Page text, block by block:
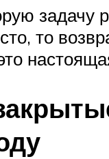
задачу
то